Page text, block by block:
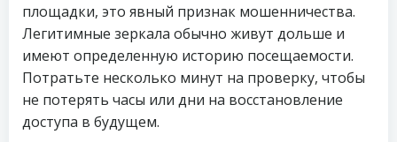
площадки, это явный признак мошенничества.
Легитимные зеркала обычно живут дольше и
имеют определенную историю посещаемости.
Потратьте несколько минут на проверку, чтобы
не потерять часы или дни на восстановление
доступа в будущем.